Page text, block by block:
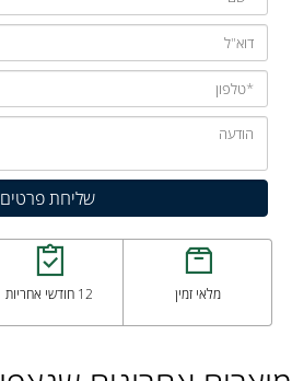
מלאי זמין 12 חודשי אחריות